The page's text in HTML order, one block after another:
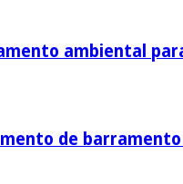
ambiental
de